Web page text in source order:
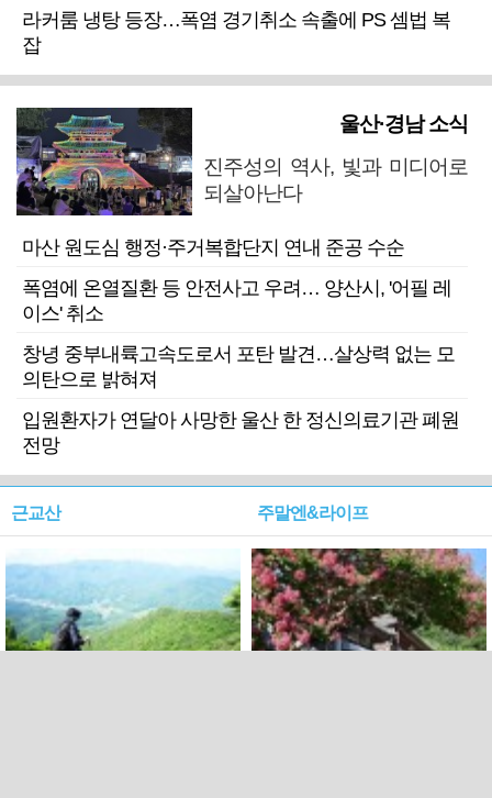
라커룸 냉탕 등장…폭염 경기취소 속출에 PS 셈법 복
잡
울산·경남 소식
진주성의 역사, 빛과 미디어로
되살아난다
마산 원도심 행정·주거복합단지 연내 준공 수순
폭염에 온열질환 등 안전사고 우려… 양산시, '어필 레
이스' 취소
창녕 중부내륙고속도로서 포탄 발견…살상력 없는 모
의탄으로 밝혀져
입원환자가 연달아 사망한 울산 한 정신의료기관 폐원
전망
근교산 주말엔&라이프